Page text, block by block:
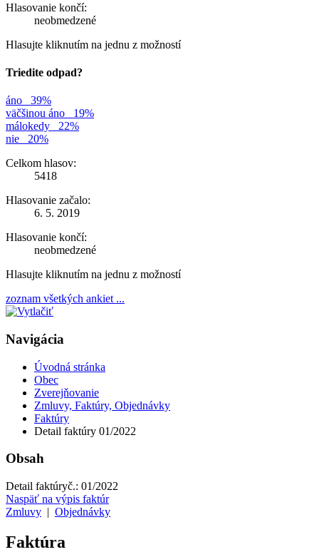
Hlasovanie končí:
neobmedzené
Hlasujte kliknutím na jednu z možností
Triedite odpad?
áno
39%
väčšinou áno
19%
málokedy
22%
nie
20%
Celkom hlasov:
5418
Hlasovanie začalo:
6. 5. 2019
Hlasovanie končí:
neobmedzené
Hlasujte kliknutím na jednu z možností
zoznam všetkých ankiet ...
Navigácia
Úvodná stránka
Obec
Zverejňovanie
Zmluvy, Faktúry, Objednávky
Faktúry
Detail faktúry 01/2022
Obsah
Detail faktúryč.: 01/2022
Naspäť na výpis faktúr
Zmluvy | Objednávky
Faktúra